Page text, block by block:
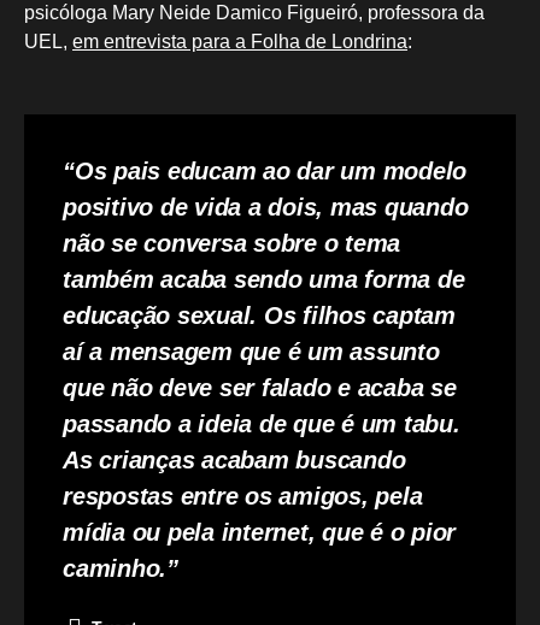
psicóloga Mary Neide Damico Figueiró, professora da
UEL, em entrevista para a Folha de Londrina:
“Os pais educam ao dar um modelo
positivo de vida a dois, mas quando
não se conversa sobre o tema
também acaba sendo uma forma de
educação sexual. Os filhos captam
aí a mensagem que é um assunto
que não deve ser falado e acaba se
passando a ideia de que é um tabu.
As crianças acabam buscando
respostas entre os amigos, pela
mídia ou pela internet, que é o pior
caminho.”